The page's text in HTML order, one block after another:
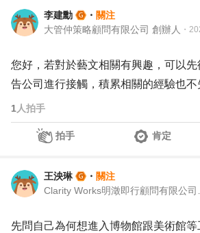
李建勳 ・ 關注
大管仲策略顧問有限公司 創辦人 ・
您好，若對於藝文相關有興趣，可以
告公司進行接觸，積累相關的經驗也不
1 人拍手
拍手 肯定
王泱琳 ・ 關注
先問自己為何想進入博物館跟美術館